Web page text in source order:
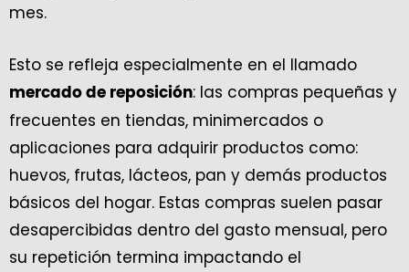
mes.
Esto se refleja especialmente en el llamado
mercado de reposición: las compras pequeñas y
frecuentes en tiendas, minimercados o
aplicaciones para adquirir productos como:
huevos, frutas, lácteos, pan y demás productos
básicos del hogar. Estas compras suelen pasar
desapercibidas dentro del gasto mensual, pero
su repetición termina impactando el